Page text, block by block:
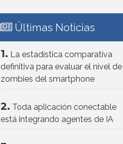
Últimas Noticias
1. La estadística comparativa
definitiva para evaluar el nivel de
zombies del smartphone
2. Toda aplicación conectable
está integrando agentes de IA